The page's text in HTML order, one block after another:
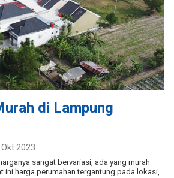
di Lampung
2023
sangat bervariasi, ada yang murah
ini harga perumahan tergantung pada lokasi,